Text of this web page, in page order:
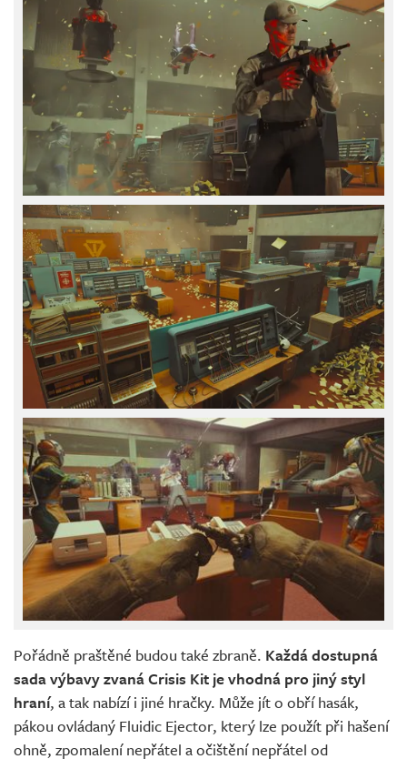
Pořádně praštěné budou také zbraně. Každá dostupná
sada výbavy zvaná Crisis Kit je vhodná pro jiný styl
hraní, a tak nabízí i jiné hračky. Může jít o obří hasák,
pákou ovládaný Fluidic Ejector, který lze použít při hašení
ohně, zpomalení nepřátel a očištění nepřátel od